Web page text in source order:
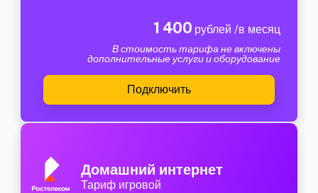
1 400 рублей /в месяц
В стоимость тарифа не включены
дополнительные услуги и оборудование
Подключить
Домашний интернет
Тариф игровой